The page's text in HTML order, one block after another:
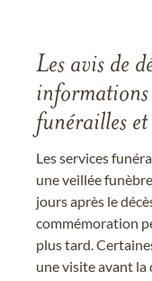
Les avis de
informations
funérailles
Les services
une veillée
jours après le
commémoration
plus tard.
une visite avant la